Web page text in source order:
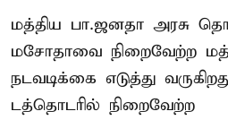
மத்திய பா.ஜனதா அரசு
மசோதாவை நிறைவேற்ற
நடவடிக்கை எடுத்து
டத்தொடரில் நிறைவேற்ற